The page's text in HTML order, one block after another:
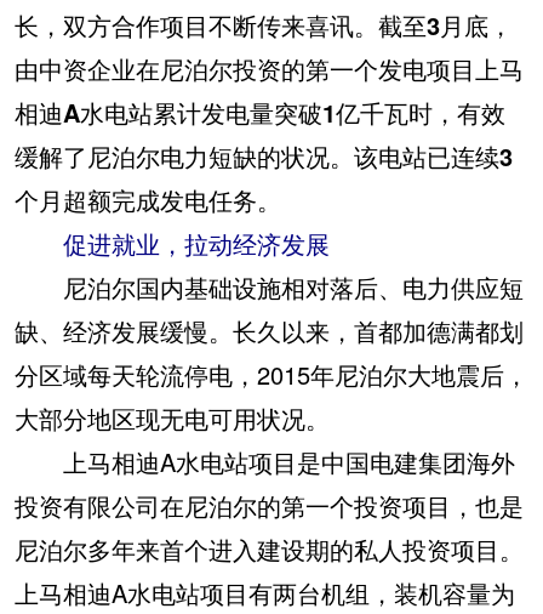
长，双方合作项目不断传来喜讯。截至3月底，
由中资企业在尼泊尔投资的第一个发电项目上马
相迪A水电站累计发电量突破1亿千瓦时，有效
缓解了尼泊尔电力短缺的状况。该电站已连续3
个月超额完成发电任务。
促进就业，拉动经济发展
尼泊尔国内基础设施相对落后、电力供应短
缺、经济发展缓慢。长久以来，首都加德满都划
分区域每天轮流停电，2015年尼泊尔大地震后，
大部分地区现无电可用状况。
上马相迪A水电站项目是中国电建集团海外
投资有限公司在尼泊尔的第一个投资项目，也是
尼泊尔多年来首个进入建设期的私人投资项目。
上马相迪A水电站项目有两台机组，装机容量为